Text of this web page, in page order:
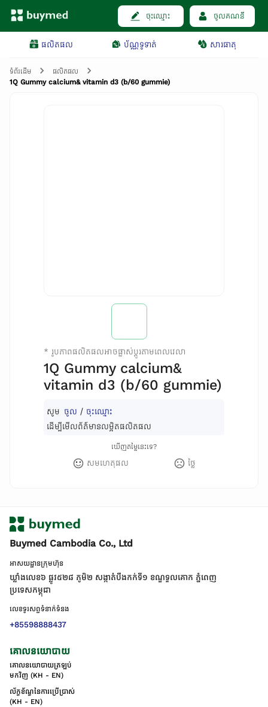
ចុះឈ្មោះ ចូលគណនី
ផលិតផល ប័ណ្ណទូទាត់ សារធាតុ
ទំព័រដើម
ផលិតផល
1Q Gummy calcium& vitamin d3 (b/60 gummie)
* រូបភាពផលិតផលអាចផ្លាស់ប្តូរតាមពេលវេលា
1Q Gummy calcium&
vitamin d3 (b/60 gummie)
សូម ចូល / ចុះឈ្មោះ
ដើម្បីមើលព័ត៌មានលម្អិតផលិតផល
ឃើញតម្លៃនេះទេ?
សមហេតុផល ថ្លៃ
Buymed Cambodia Co., Ltd
អាសយដ្ឋានក្រុមហ៊ុន
ឃ្លាំងលេខ៦ ផ្លូវ៥២៨ ភូមិ២ សង្កាត់់បឹងកក់ទី១ ខណ្ឌទួលគោក ភ្នំពេញ
ប្រទេសកម្ពុជា
លេខទូរសព្ទទំនាក់ទំនង
+85598888437
គោលនយោបាយ
គោលនយោបាយត្រឡប់
មកវិញ (KH - EN)
ល័ក្ខខ័ណ្ឌនៃការប្រើប្រាស់
(KH - EN)